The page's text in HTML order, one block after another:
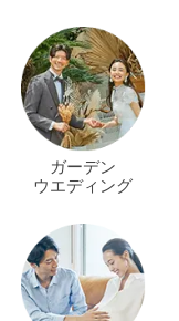
ガーデン
ウエディング